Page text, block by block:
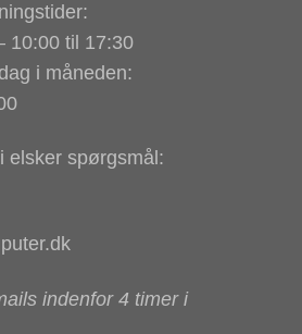
10:00 til 17:30
i måneden:
elsker spørgsmål:
indenfor 4 timer i